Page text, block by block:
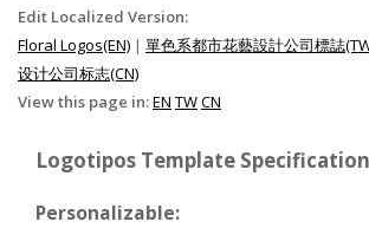
Edit Localized Version:
Floral Logos(EN) | 單色系都市花藝設計公司標誌
设计公司标志(CN)
View this page in:EN TWCN
Logotipos Template
Personalizable: